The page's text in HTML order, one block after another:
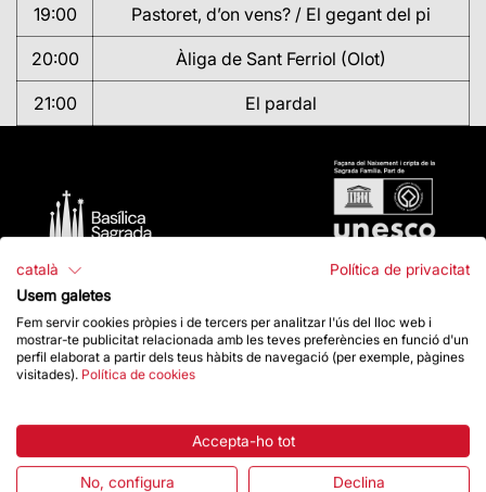
19:00 Pastoret, d’on vens? / El gegant del pi
20:00 Àliga de Sant Ferriol (Olot)
21:00 El pardal
Dona un impuls
català
Política de privacitat
Usem galetes
Fem servir cookies pròpies i de tercers per analitzar l'ús del lloc web i
mostrar-te publicitat relacionada amb les teves preferències en funció d'un
perfil elaborat a partir dels teus hàbits de navegació (per exemple, pàgines
visitades). Política de cookies
Accepta-ho tot
No, configura Declina